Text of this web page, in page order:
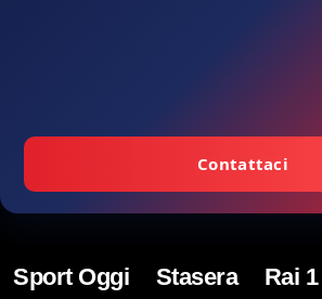
Contattaci
Sport Oggi Stasera Rai 1